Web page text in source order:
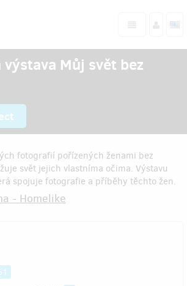
Můj svět bez
fotografií pořízených ženami bez
svět jejich vlastníma očima. Výstavu
spojuje fotografie a příběhy těchto žen.
- Homelike